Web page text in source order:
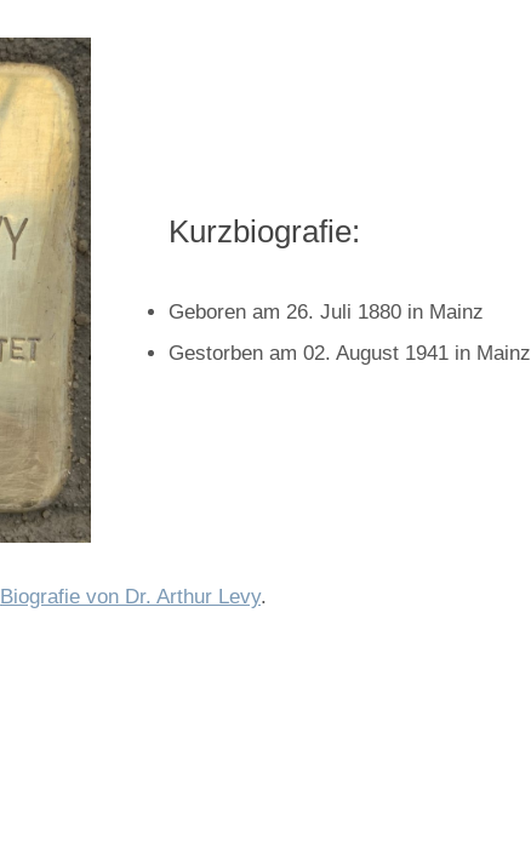
Kurzbiografie:
Geboren am 26. Juli 1880 in Mainz
Gestorben am 02. August 1941 in Mainz
Biografie von Dr. Arthur Levy.